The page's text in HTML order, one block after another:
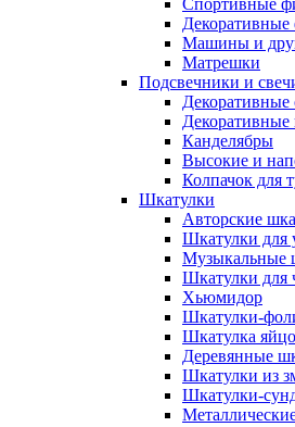
Спортивные
Машины и
Матрешки
Подсвечники и
Декоративные
Декоративные
Канделябры
Высокие и
Колпачок для
Шкатулки
Авторские
Шкатулки для
Музыкальные
Шкатулки для
Хьюмидор
Шкатулки-
Шкатулка яйцо
Деревянные
Шкатулки из
Шкатулки-